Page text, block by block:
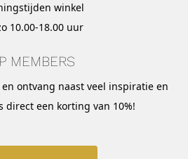
winkel
10.00-18.00 uur
MEMBERS
ontvang naast veel inspiratie en
direct een korting van 10%!